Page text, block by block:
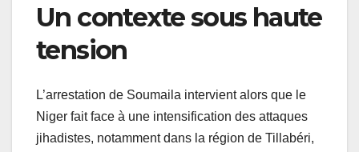
Un contexte sous haute
tension
L’arrestation de Soumaila intervient alors que le
Niger fait face à une intensification des attaques
jihadistes, notamment dans la région de Tillabéri,